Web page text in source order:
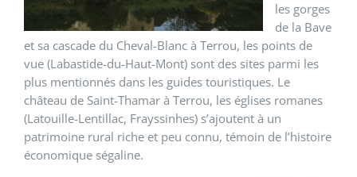
les gorges
de la Bave
et sa cascade du Cheval-Blanc à Terrou, les points de
vue (Labastide-du-Haut-Mont) sont des sites parmi les
plus mentionnés dans les guides touristiques. Le
château de Saint-Thamar à Terrou, les églises romanes
(Latouille-Lentillac, Frayssinhes) s’ajoutent à un
patrimoine rural riche et peu connu, témoin de l’histoire
économique ségaline.